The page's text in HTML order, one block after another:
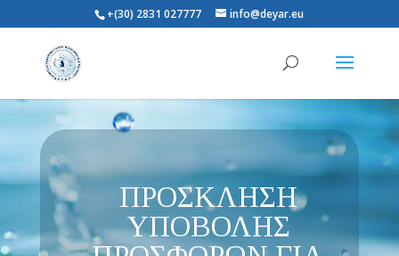
+(30) 2831 027777 info@deyar.eu
ΠΡΟΣΚΛΗΣΗ
ΥΠΟΒΟΛΗΣ